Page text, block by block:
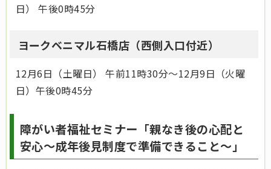
日） 午後0時45分
ヨークベニマル石橋店（西側入口付近）
12月6日（土曜日） 午前11時30分～12月9日（火曜
日）午後0時45分
障がい者福祉セミナー「親なき後の心配と
安心～成年後見制度で準備できること～」